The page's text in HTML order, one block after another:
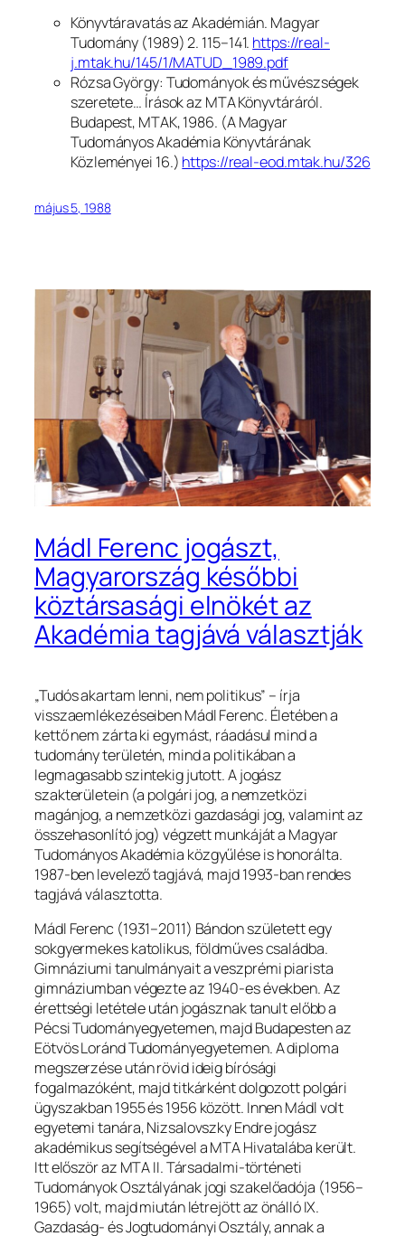
Könyvtáravatás az Akadémián. Magyar
Tudomány (1989) 2. 115–141. https://real-
j.mtak.hu/145/1/MATUD_1989.pdf
Rózsa György: Tudományok és művészségek
szeretete… Írások az MTA Könyvtáráról.
Budapest, MTAK, 1986. (A Magyar
Tudományos Akadémia Könyvtárának
Közleményei 16.) https://real-eod.mtak.hu/326
május 5, 1988
Mádl Ferenc jogászt,
Magyarország későbbi
köztársasági elnökét az
Akadémia tagjává választják
„Tudós akartam lenni, nem politikus” – írja
visszaemlékezéseiben Mádl Ferenc. Életében a
kettő nem zárta ki egymást, ráadásul mind a
tudomány területén, mind a politikában a
legmagasabb szintekig jutott. A jogász
szakterületein (a polgári jog, a nemzetközi
magánjog, a nemzetközi gazdasági jog, valamint az
összehasonlító jog) végzett munkáját a Magyar
Tudományos Akadémia közgyűlése is honorálta.
1987-ben levelező tagjává, majd 1993-ban rendes
tagjává választotta.
Mádl Ferenc (1931–2011) Bándon született egy
sokgyermekes katolikus, földműves családba.
Gimnáziumi tanulmányait a veszprémi piarista
gimnáziumban végezte az 1940-es években. Az
érettségi letétele után jogásznak tanult előbb a
Pécsi Tudományegyetemen, majd Budapesten az
Eötvös Loránd Tudományegyetemen. A diploma
megszerzése után rövid ideig bírósági
fogalmazóként, majd titkárként dolgozott polgári
ügyszakban 1955 és 1956 között. Innen Mádl volt
egyetemi tanára, Nizsalovszky Endre jogász
akadémikus segítségével a MTA Hivatalába került.
Itt először az MTA II. Társadalmi-történeti
Tudományok Osztályának jogi szakelőadója (1956–
1965) volt, majd miután létrejött az önálló IX.
Gazdaság- és Jogtudományi Osztály, annak a